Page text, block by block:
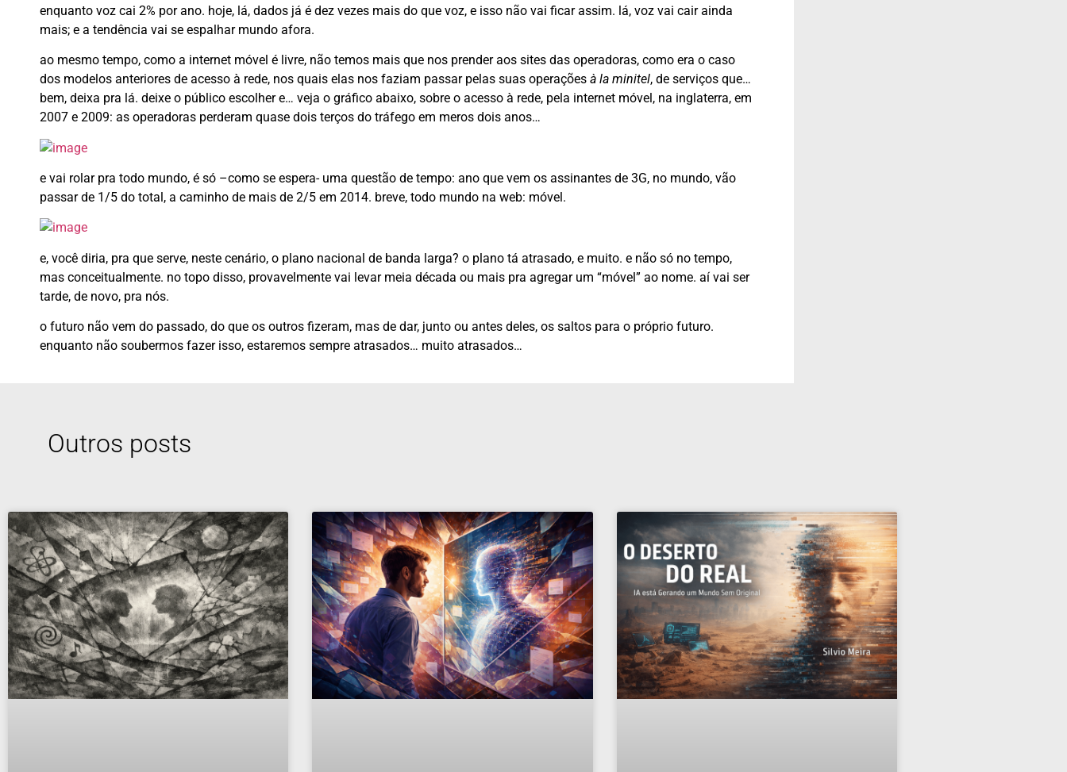
enquanto voz cai 2% por ano. hoje, lá, dados já é dez vezes mais do que voz, e isso não vai ficar assim. lá, voz vai cair ainda
mais; e a tendência vai se espalhar mundo afora.
ao mesmo tempo, como a internet móvel é livre, não temos mais que nos prender aos sites das operadoras, como era o caso
dos modelos anteriores de acesso à rede, nos quais elas nos faziam passar pelas suas operações à la minitel, de serviços que…
bem, deixa pra lá. deixe o público escolher e… veja o gráfico abaixo, sobre o acesso à rede, pela internet móvel, na inglaterra, em
2007 e 2009: as operadoras perderam quase dois terços do tráfego em meros dois anos…
e vai rolar pra todo mundo, é só –como se espera- uma questão de tempo: ano que vem os assinantes de 3G, no mundo, vão
passar de 1/5 do total, a caminho de mais de 2/5 em 2014. breve, todo mundo na web: móvel.
e, você diria, pra que serve, neste cenário, o plano nacional de banda larga? o plano tá atrasado, e muito. e não só no tempo,
mas conceitualmente. no topo disso, provavelmente vai levar meia década ou mais pra agregar um “móvel” ao nome. aí vai ser
tarde, de novo, pra nós.
o futuro não vem do passado, do que os outros fizeram, mas de dar, junto ou antes deles, os saltos para o próprio futuro.
enquanto não soubermos fazer isso, estaremos sempre atrasados… muito atrasados…
Outros posts